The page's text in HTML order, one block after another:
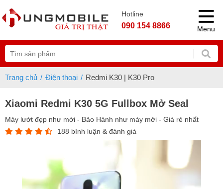
Hotline
090 154 8866 Menu
Trang chủ Điện thoại Redmi K30 | K30 Pro
Xiaomi Redmi K30 5G Fullbox Mở Seal
Máy lướt đẹp như mới - Bảo Hành như máy mới - Giá rẻ nhất
188 bình luận & đánh giá